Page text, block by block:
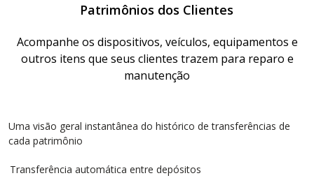
Patrimônios dos Clientes
Acompanhe os dispositivos, veículos, equipamentos e
outros itens que seus clientes trazem para reparo e
manutenção
Uma visão geral instantânea do histórico de transferências de
cada patrimônio
Transferência automática entre depósitos